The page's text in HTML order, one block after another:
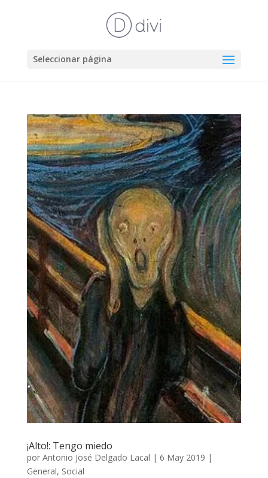
Seleccionar página
¡Alto!: Tengo miedo
por Antonio José Delgado Lacal | 6 May 2019 |
General, Social